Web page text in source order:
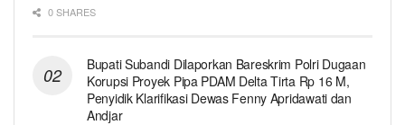
0 SHARES
Bupati Subandi Dilaporkan Bareskrim Polri Dugaan
Korupsi Proyek Pipa PDAM Delta Tirta Rp 16 M,
Penyidik Klarifikasi Dewas Fenny Apridawati dan
Andjar